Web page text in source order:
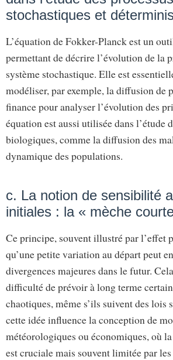
stochastiques et
L’équation de Fokker-Planck est un
permettant de décrire l’évolution de la
système stochastique. Elle est
modéliser, par exemple, la diffusion de
finance pour analyser l’évolution des
équation est aussi utilisée dans l’étude
biologiques, comme la diffusion des
dynamique des populations.
c. La notion de sensibilité
initiales : la « mèche
Ce principe, souvent illustré par l’effet
qu’une petite variation au départ peut
divergences majeures dans le futur.
difficulté de prévoir à long terme
chaotiques, même s’ils suivent des lois
cette idée influence la conception de
météorologiques ou économiques, où
est cruciale mais souvent limitée par les